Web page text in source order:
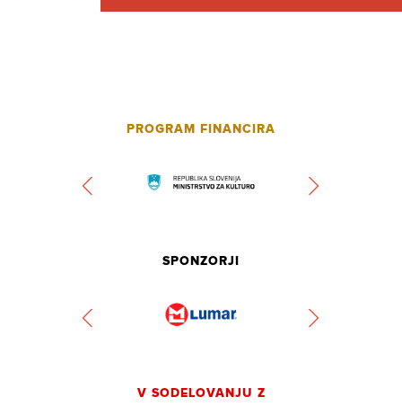
PROGRAM FINANCIRA
SPONZORJI
V SODELOVANJU Z